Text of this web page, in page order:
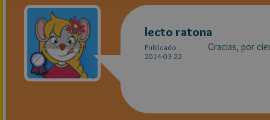
lecto ratona
Publicado
2014-03-22
Gracias, por